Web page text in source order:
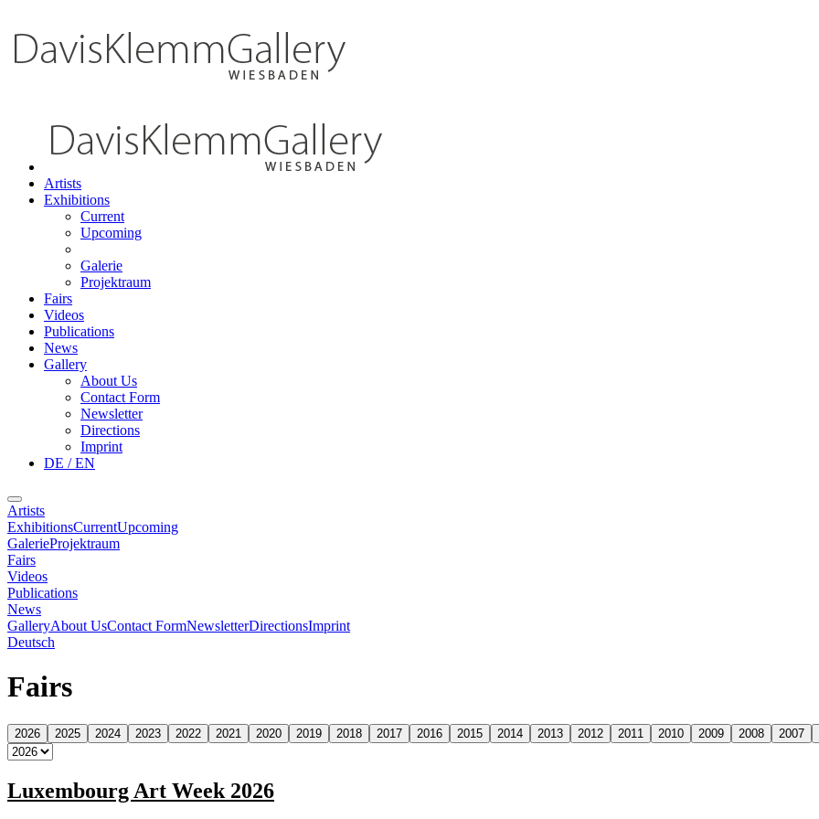
Artists
Exhibitions
Current
Upcoming
Galerie
Projektraum
Fairs
Videos
Publications
News
Gallery
About Us
Contact Form
Newsletter
Directions
Imprint
DE / EN
Artists
ExhibitionsCurrentUpcoming
GalerieProjektraum
Fairs
Videos
Publications
News
GalleryAbout UsContact FormNewsletterDirectionsImprint
Deutsch
Fairs
2026 2025 2024 2023 2022 2021 2020 2019 2018 2017 2016 2015 2014 2013 2012 2011 2010 2009 2008 2007
Luxembourg Art Week 2026